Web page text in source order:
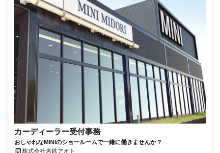
カーディーラー受付事務
おしゃれなMINIのショールームで一緒に働きませんか？
株式会社名鉄アオト